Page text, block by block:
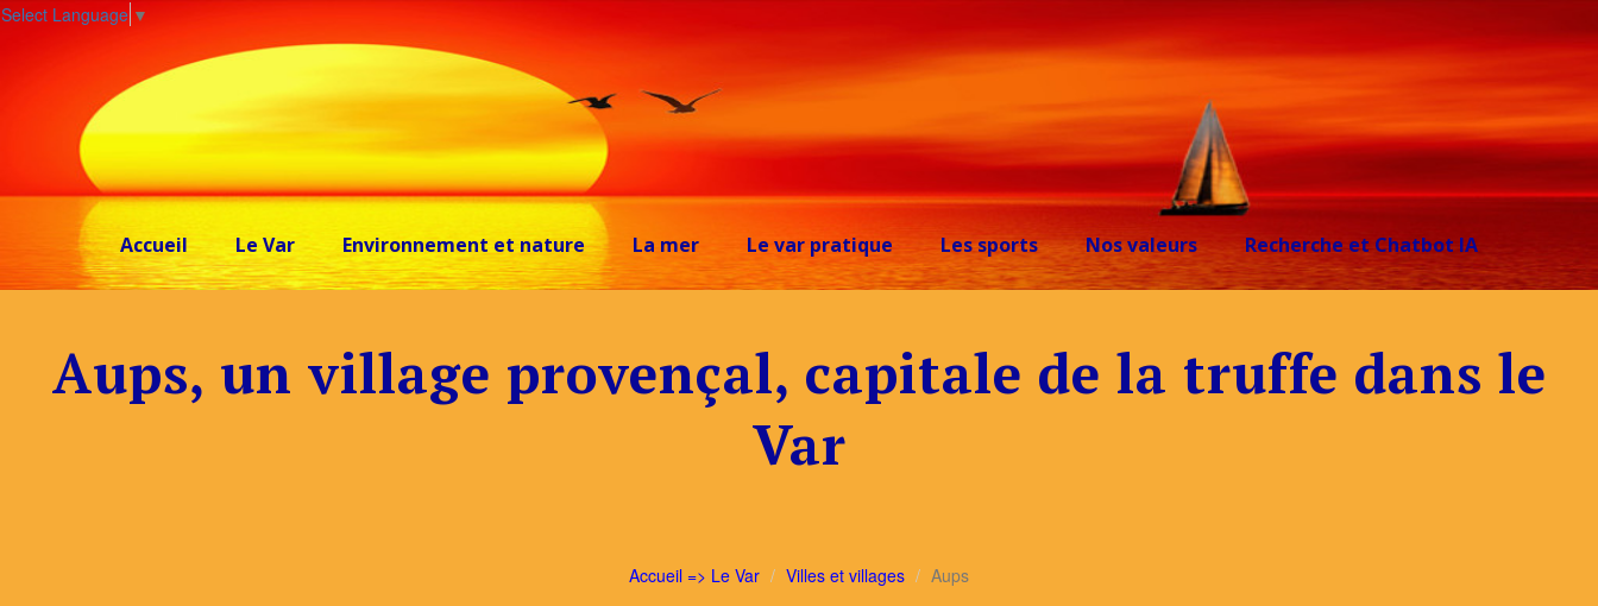
Select Language ▼
Accueil Le Var Environnement et nature La mer Le var pratique Les sports Nos valeurs Recherche et Chatbot IA
Aups, un village provençal, capitale de la truffe dans le
Var
Accueil => Le Var Villes et villages Aups